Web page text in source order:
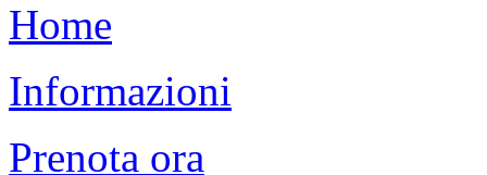
Home
Informazioni
Prenota ora